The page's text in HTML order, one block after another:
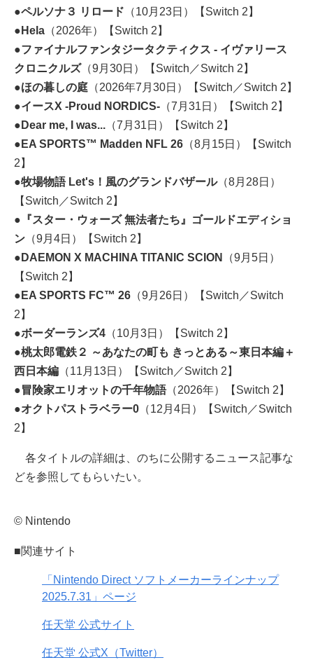
●ペルソナ３ リロード （10月23日）【Switch 2】
●Hela （2026年）【Switch 2】
●ファイナルファンタジータクティクス - イヴァリース
クロニクルズ（9月30日）【Switch／Switch 2】
●ほの暮しの庭 （2026年7月30日）【Switch／Switch 2】
●イースX -Proud NORDICS- （7月31日）【Switch 2】
●Dear me, I was... （7月31日）【Switch 2】
●EA SPORTS™ Madden NFL 26 （8月15日）【Switch
2】
●牧場物語 Let's！風のグランドバザール（8月28日）
【Switch／Switch 2】
●『スター・ウォーズ 無法者たち』ゴールドエディショ
ン （9月4日）【Switch 2】
●DAEMON X MACHINA TITANIC SCION
（9月5日）
【Switch 2】
●EA SPORTS FC™ 26 （9月26日）【Switch／Switch
2】
●ボーダーランズ4 （10月3日）【Switch 2】
●桃太郎電鉄２ ～あなたの町も きっとある～東日本編＋
西日本編 （11月13日）【Switch／Switch 2】
●冒険家エリオットの千年物語（2026年）【Switch 2】
●オクトパストラベラー0 （12月4日）【Switch／Switch
2】
各タイトルの詳細は、のちに公開するニュース記事な
どを参照してもらいたい。
© Nintendo
■関連サイト
「Nintendo Direct ソフトメーカーラインナップ
2025.7.31」ページ
任天堂 公式サイト
任天堂 公式X（Twitter）